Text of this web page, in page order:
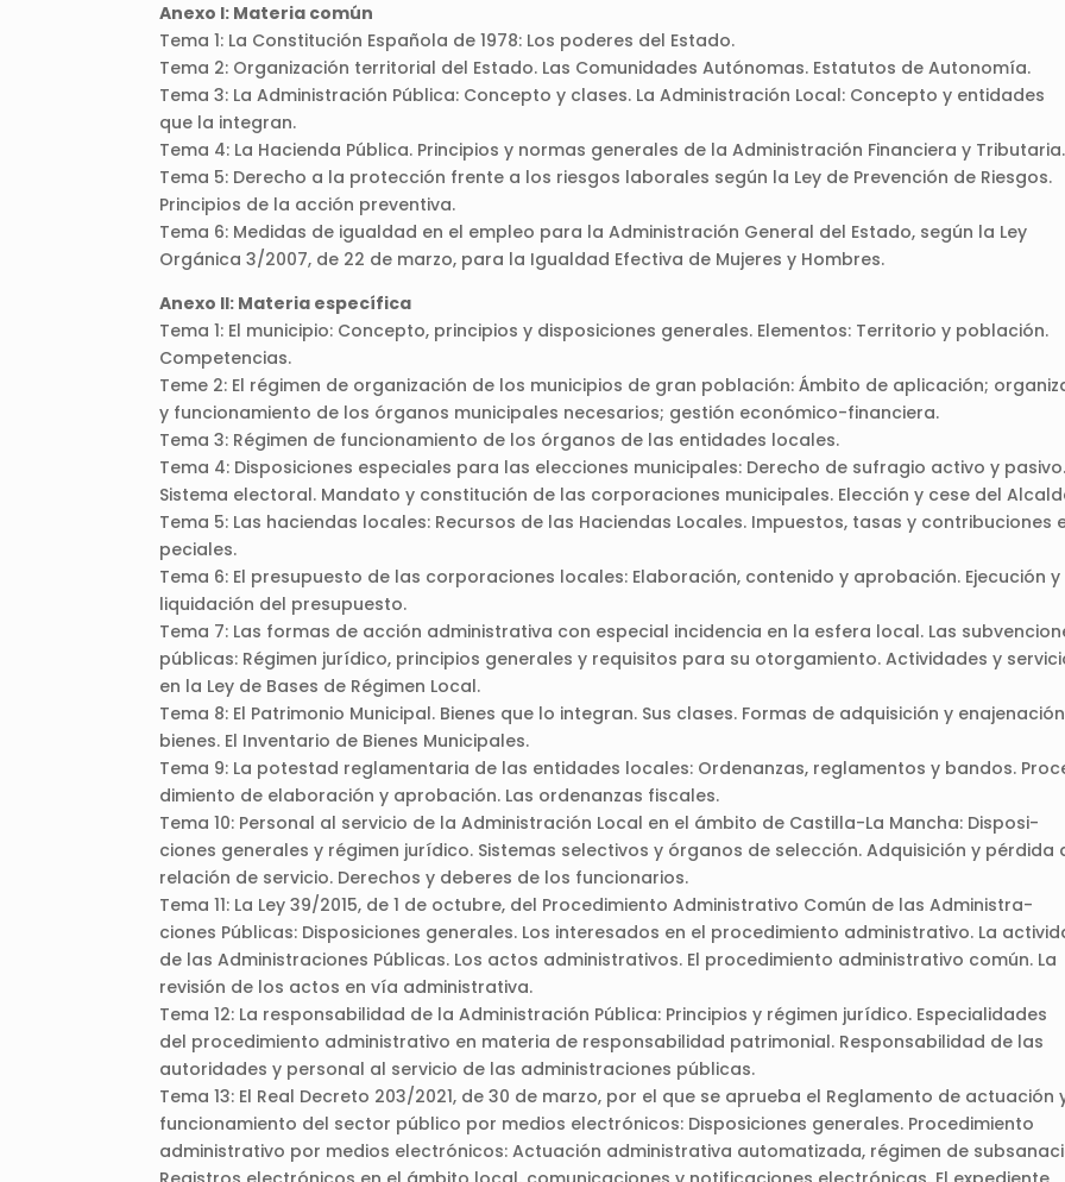
Anexo I: Materia común
Tema 1: La Constitución Española de 1978: Los poderes del Estado.
Tema 2: Organización territorial del Estado. Las Comunidades Autónomas. Estatutos de Autonomía.
Tema 3: La Administración Pública: Concepto y clases. La Administración Local: Concepto y entidades
que la integran.
Tema 4: La Hacienda Pública. Principios y normas generales de la Administración Financiera y Tributaria.
Tema 5: Derecho a la protección frente a los riesgos laborales según la Ley de Prevención de Riesgos.
Principios de la acción preventiva.
Tema 6: Medidas de igualdad en el empleo para la Administración General del Estado, según la Ley
Orgánica 3/2007, de 22 de marzo, para la Igualdad Efectiva de Mujeres y Hombres.
Anexo II: Materia específica
Tema 1: El municipio: Concepto, principios y disposiciones generales. Elementos: Territorio y población.
Competencias.
Teme 2: El régimen de organización de los municipios de gran población: Ámbito de aplicación;
y funcionamiento de los órganos municipales necesarios; gestión económico-financiera.
Tema 3: Régimen de funcionamiento de los órganos de las entidades locales.
Tema 4: Disposiciones especiales para las elecciones municipales: Derecho de sufragio activo y pasivo.
Sistema electoral. Mandato y constitución de las corporaciones municipales. Elección y cese del
Tema 5: Las haciendas locales: Recursos de las Haciendas Locales. Impuestos, tasas y contribuciones
peciales.
Tema 6: El presupuesto de las corporaciones locales: Elaboración, contenido y aprobación. Ejecución y
liquidación del presupuesto.
Tema 7: Las formas de acción administrativa con especial incidencia en la esfera local. Las
públicas: Régimen jurídico, principios generales y requisitos para su otorgamiento. Actividades y
en la Ley de Bases de Régimen Local.
Tema 8: El Patrimonio Municipal. Bienes que lo integran. Sus clases. Formas de adquisición y
bienes. El Inventario de Bienes Municipales.
Tema 9: La potestad reglamentaria de las entidades locales: Ordenanzas, reglamentos y bandos.
dimiento de elaboración y aprobación. Las ordenanzas fiscales.
Tema 10: Personal al servicio de la Administración Local en el ámbito de Castilla-La Mancha: Disposi-
ciones generales y régimen jurídico. Sistemas selectivos y órganos de selección. Adquisición y pérdida
relación de servicio. Derechos y deberes de los funcionarios.
Tema 11: La Ley 39/2015, de 1 de octubre, del Procedimiento Administrativo Común de las Administra-
ciones Públicas: Disposiciones generales. Los interesados en el procedimiento administrativo. La
de las Administraciones Públicas. Los actos administrativos. El procedimiento administrativo común. La
revisión de los actos en vía administrativa.
Tema 12: La responsabilidad de la Administración Pública: Principios y régimen jurídico. Especialidades
del procedimiento administrativo en materia de responsabilidad patrimonial. Responsabilidad de las
autoridades y personal al servicio de las administraciones públicas.
Tema 13: El Real Decreto 203/2021, de 30 de marzo, por el que se aprueba el Reglamento de actuación
funcionamiento del sector público por medios electrónicos: Disposiciones generales. Procedimiento
administrativo por medios electrónicos: Actuación administrativa automatizada, régimen de